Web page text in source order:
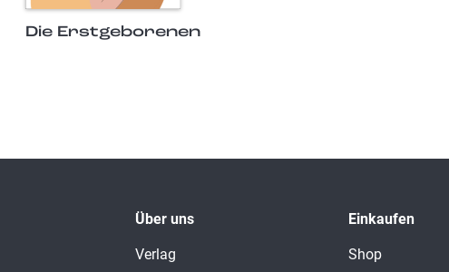
Die Erstgeborenen
Über uns
Verlag
Einkaufen
Shop